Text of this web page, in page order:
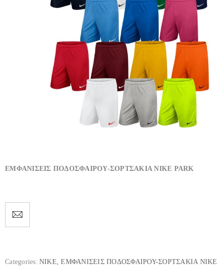
ΕΜΦΑΝΙΣΕΙΣ ΠΟΔΟΣΦΑΙΡΟΥ-ΣΟΡΤΣΑΚΙΑ NIKE PARK
Categories: NIKE,ΕΜΦΑΝΙΣΕΙΣ ΠΟΔΟΣΦΑΙΡΟΥ-ΣΟΡΤΣΑΚΙΑ NIKE